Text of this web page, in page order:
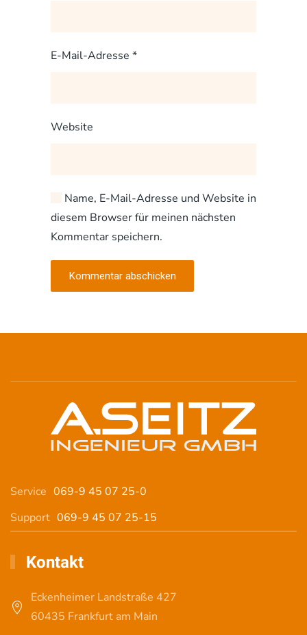
E-Mail-Adresse *
Website
Name, E-Mail-Adresse und Website in
diesem Browser für meinen nächsten
Kommentar speichern.
Kommentar abschicken
Service 069-9 45 07 25-0
Support 069-9 45 07 25-15
Kontakt
Eckenheimer Landstraße 427
60435 Frankfurt am Main